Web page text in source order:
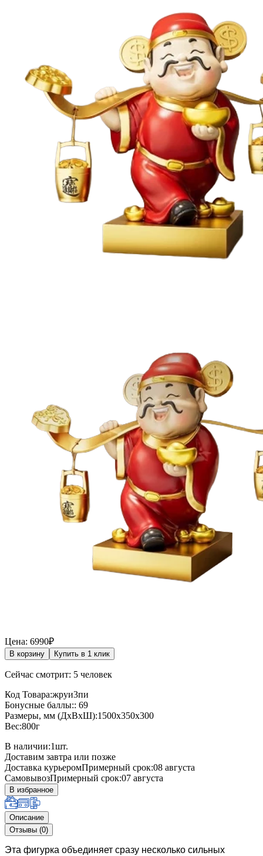
Цена: 6990₽
В корзину Купить в 1 клик
Сейчас смотрит: 5 человек
Код Товара:жруи3пи
Бонусные баллы:: 69
Размеры, мм (ДхВхШ):1500x350x300
Вес:800г
В наличии:1шт.
Доставим завтра или позже
Доставка курьеромПримерный срок:08 августа
СамовывозПримерный срок:07 августа
В избранное
Описание
Отзывы (0)
Эта фигурка объединяет сразу несколько сильных